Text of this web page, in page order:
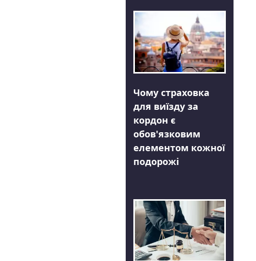
Чому страховка
для виїзду за
кордон є
обов'язковим
елементом кожної
подорожі